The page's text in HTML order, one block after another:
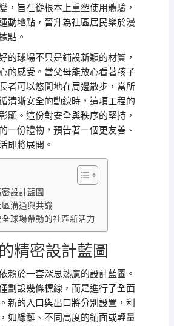
，旨在從根本上重塑使用體驗，
動地點，晉升為社區居民樂於漫
點。
的球場不只是鋪設新穎的材質，
的感受。當父母能放心看著孩子
者可以悠閒地在周邊散步，當所
清晰安全的動線時，這項工程的
顯。這份對安全與秩序的堅持，
一份禮物，預告著一個更友善、
即將展開。
設計藍圖
溝通與共識
球場帶動的社區新活力
精密設計藍圖
賴於一套深思熟慮的設計藍圖。
劃設幾條標線，而是進行了全面
新的入口與出口將分別設置，利
如綠籬、不同高度的鋪面或輕量